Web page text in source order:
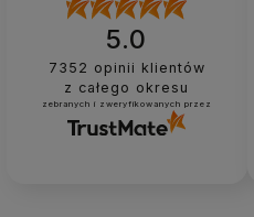
5.0
7352 opinii klientów
z całego okresu
zebranych i zweryfikowanych przez